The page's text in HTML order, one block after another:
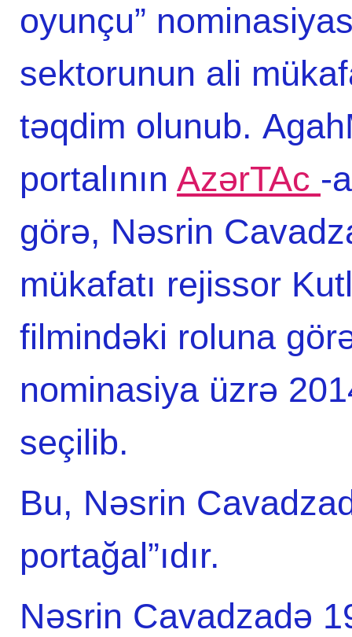
oyunçu”
sektorunun ali
təqdim olunub.
portalının AzərTAc -
görə, Nəsrin
mükafatı rejissor
filmindəki roluna
nominasiya üzrə
seçilib.
Bu, Nəsrin
portağal”ıdır.
Nəsrin Cavadzadə